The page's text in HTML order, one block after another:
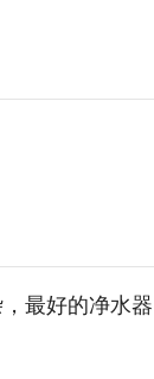
最好的净水器